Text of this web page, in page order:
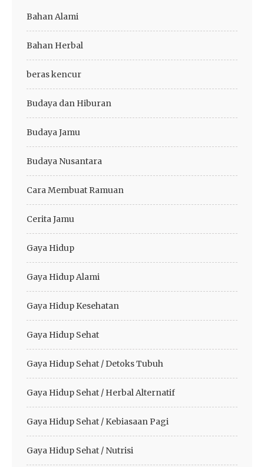
Bahan Alami
Bahan Herbal
beras kencur
Budaya dan Hiburan
Budaya Jamu
Budaya Nusantara
Cara Membuat Ramuan
Cerita Jamu
Gaya Hidup
Gaya Hidup Alami
Gaya Hidup Kesehatan
Gaya Hidup Sehat
Gaya Hidup Sehat / Detoks Tubuh
Gaya Hidup Sehat / Herbal Alternatif
Gaya Hidup Sehat / Kebiasaan Pagi
Gaya Hidup Sehat / Nutrisi